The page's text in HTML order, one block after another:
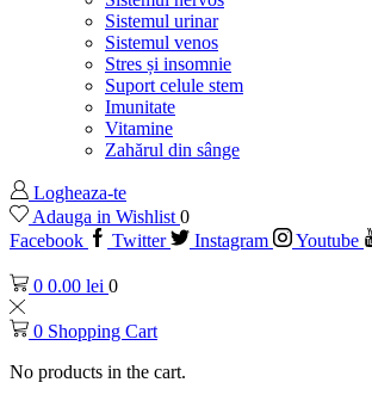
Sistemul urinar
Sistemul venos
Stres și insomnie
Suport celule stem
Imunitate
Vitamine
Zahărul din sânge
Logheaza-te
Adauga in Wishlist 0
Facebook
Twitter Instagram Youtube
0 0.00 lei 0
0 Shopping Cart
No products in the cart.